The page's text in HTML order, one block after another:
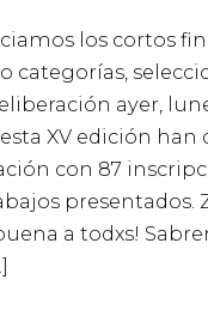
los cortos
categorías,
ayer,
esta XV edición han
con 87
presentados.
a todxs!